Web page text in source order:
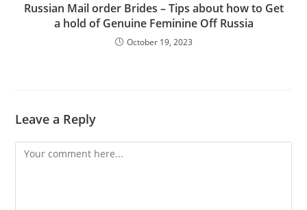
Russian Mail order Brides – Tips about how to Get
a hold of Genuine Feminine Off Russia
October 19, 2023
Leave a Reply
Comment